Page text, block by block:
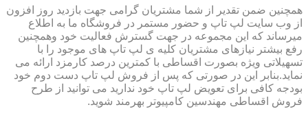
همچنین ضمن تقدیر از شما مشتریان گرامی جهت بازدید روز افزون
از وب سایت لپ تاپ و حضور مستمر در فروشگاه ما به اطلاع
میرساند که این مجموعه در جهت گسترش فعالیت خود وهمچنین
رفع بیشتر نیازهای مشتریان کلیه ی لپ تاپ های موجود را با
تسهیلاتی ویژه بصورت اقساطی با کمترین درصد کارمزد ارائه می
نماید.بنابر این در صورتی که پس از فروش لپ تاپ دست دوم خود
بودجه کافی برای تعویض لپ تاپ خود ندارید می توانید از طرح
فروش اقساطی مهندسین کامپیوتر بهرمند شوید.